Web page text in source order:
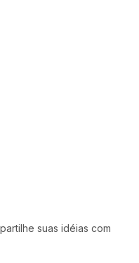
suas idéias com